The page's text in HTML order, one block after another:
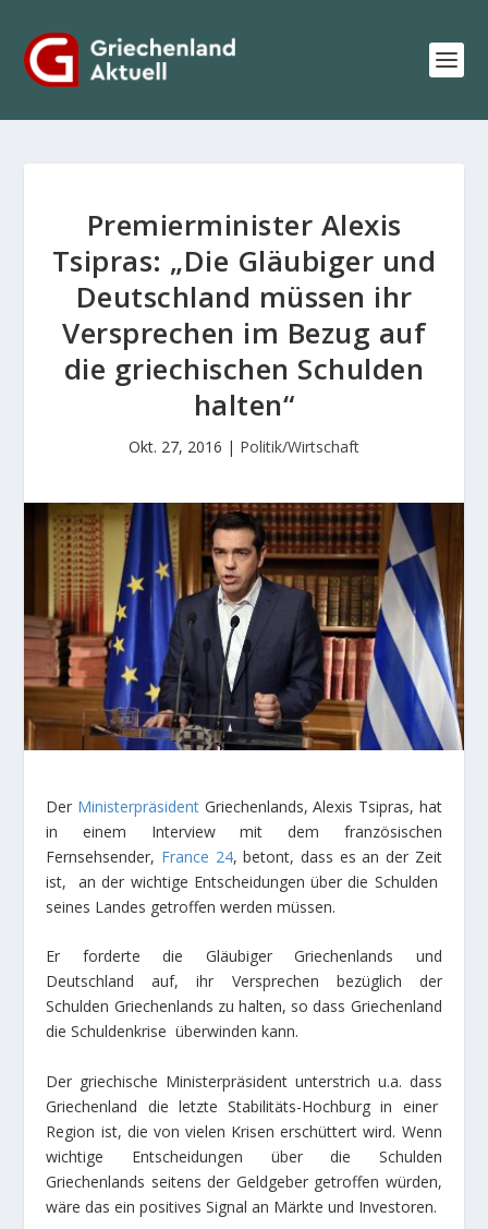
Premierminister Alexis
Tsipras: „Die Gläubiger und
Deutschland müssen ihr
Versprechen im Bezug auf
die griechischen Schulden
halten“
Okt. 27, 2016 | Politik/Wirtschaft
Der Ministerpräsident Griechenlands, Alexis Tsipras, hat
in einem Interview mit dem französischen
Fernsehsender, France 24, betont, dass es an der Zeit
ist, an der wichtige Entscheidungen über die Schulden
seines Landes getroffen werden müssen.
Er forderte die Gläubiger Griechenlands und
Deutschland auf, ihr Versprechen bezüglich der
Schulden Griechenlands zu halten, so dass Griechenland
die Schuldenkrise überwinden kann.
Der griechische Ministerpräsident unterstrich u.a. dass
Griechenland die letzte Stabilitäts-Hochburg in einer
Region ist, die von vielen Krisen erschüttert wird. Wenn
wichtige Entscheidungen über die Schulden
Griechenlands seitens der Geldgeber getroffen würden,
wäre das ein positives Signal an Märkte und Investoren.